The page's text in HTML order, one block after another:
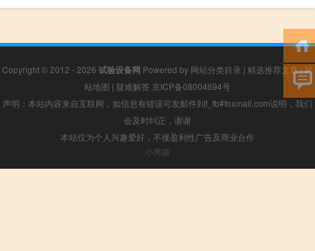
Copyright © 2012 - 2026 试验设备网 Powered by 网站分类目录 | 精选推荐文章|网
站地图 | 疑难解答 京ICP备08004694号
声明：本站内容来自互联网，如信息有错误可发邮件到f_fb#foxmail.com说明，我们
会及时纠正，谢谢
本站仅为个人兴趣爱好，不接盈利性广告及商业合作
小男孩